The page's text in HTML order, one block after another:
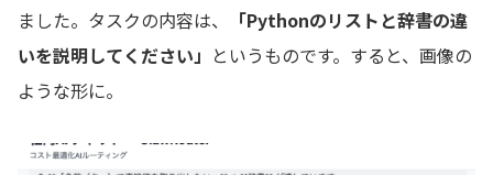
ました。タスクの内容は、
「Pythonのリストと辞書の違
いを説明してください」 というものです。すると、画像の
ような形に。